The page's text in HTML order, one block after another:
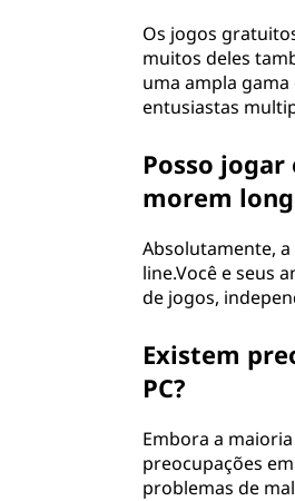
Os jogos
muitos deles
uma ampla
entusiastas
Posso
morem
Absolutamente,
line.Você e seus
de jogos,
Existem
PC?
Embora a
preocupações
problemas de